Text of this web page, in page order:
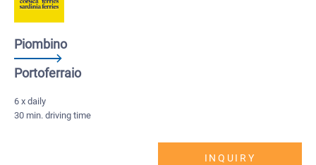
Piombino
Portoferraio
6 x daily
30 min. driving time
INQUIRY